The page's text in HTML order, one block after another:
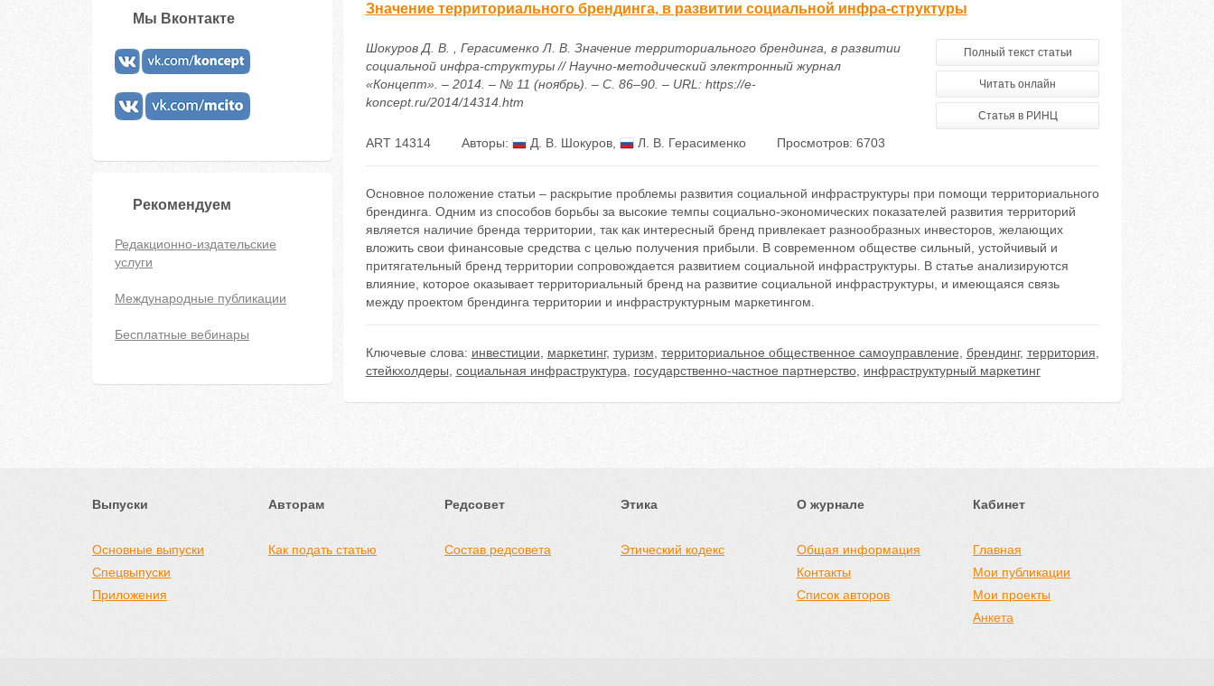
Мы Вконтакте
Рекомендуем
Редакционно-издательские
услуги
Международные публикации
Бесплатные вебинары
Значение территориального брендинга, в развитии социальной инфра-структуры
Шокуров Д. В. , Герасименко Л. В. Значение территориального брендинга, в развитии
социальной инфра-структуры // Научно-методический электронный журнал
«Концепт». – 2014. – № 11 (ноябрь). – С. 86–90. – URL: https://e-
koncept.ru/2014/14314.htm
Полный текст статьи
Читать онлайн
Статья в РИНЦ
ART 14314 Авторы: Д. В. Шокуров, Л. В. Герасименко Просмотров: 6703
Основное положение статьи – раскрытие проблемы развития социальной инфраструктуры при помощи территориального
брендинга. Одним из способов борьбы за высокие темпы социально-экономических показателей развития территорий
является наличие бренда территории, так как интересный бренд привлекает разнообразных инвесторов, желающих
вложить свои финансовые средства с целью получения прибыли. В современном обществе сильный, устойчивый и
притягательный бренд территории сопровождается развитием социальной инфраструктуры. В статье анализируются
влияние, которое оказывает территориальный бренд на развитие социальной инфраструктуры, и имеющаяся связь
между проектом брендинга территории и инфраструктурным маркетингом.
Ключевые слова: инвестиции маркетинг, туризм территориальное общественное самоуправление брендинг, территория
стейкхолдеры социальная инфраструктура государственно-частное партнерство, инфраструктурный маркетинг
Выпуски
Основные выпуски
Спецвыпуски
Приложения
Авторам
Как подать статью
Редсовет
Состав редсовета
Этика
Этический кодекс
О журнале
Общая информация
Контакты
Список авторов
Кабинет
Главная
Мои публикации
Мои проекты
Анкета